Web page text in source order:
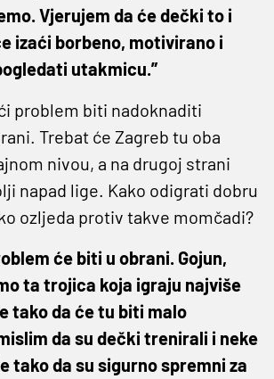
Vjerujem da će dečki to i
izaći borbeno, motivirano i
utakmicu.”
problem biti nadoknaditi
Trebat će Zagreb tu oba
nivou, a na drugoj strani
napad lige. Kako odigrati dobru
ozljeda protiv takve momčadi?
će biti u obrani. Gojun,
ta trojica koja igraju najviše
tako da će tu biti malo
da su dečki trenirali i neke
tako da su sigurno spremni za